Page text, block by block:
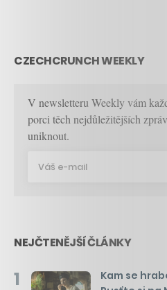
CZECHCRUNCH WEEKLY
V newsletteru Weekly vám
porci těch nejdůležitějších
uniknout.
NEJČTENĚJŠÍ ČLÁNKY
1
Kam se